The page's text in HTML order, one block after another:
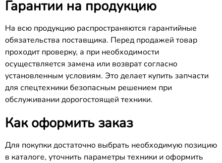
Гарантии на продукцию
На всю продукцию распространяются гарантийные
обязательства поставщика. Перед продажей товар
проходит проверку, а при необходимости
осуществляется замена или возврат согласно
установленным условиям. Это делает купить запчасти
для спецтехники безопасным решением при
обслуживании дорогостоящей техники.
Как оформить заказ
Для покупки достаточно выбрать необходимую позицию
в каталоге, уточнить параметры техники и оформить